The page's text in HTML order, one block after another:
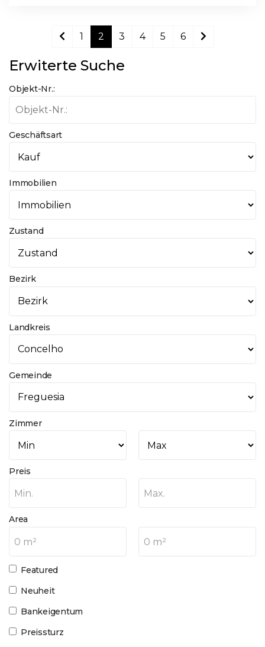
1 2 3 4 5 6
Erwiterte Suche
Objekt-Nr.:
Geschäftsart
Immobilien
Zustand
Bezirk
Landkreis
Gemeinde
Zimmer
Preis
Min. Max.
Area
0 m² 0 m²
Featured
Neuheit
Bankeigentum
Preissturz